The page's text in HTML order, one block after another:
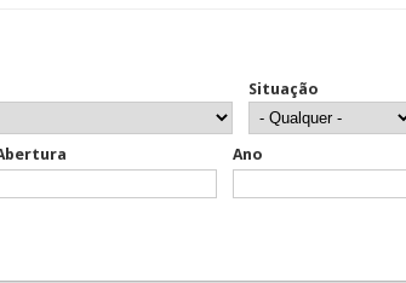
Situação
Ano